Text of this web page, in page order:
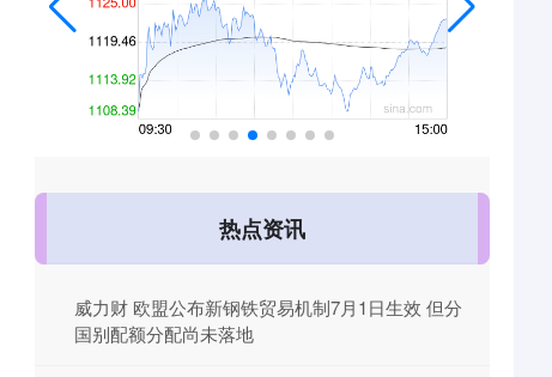
热点资讯
威力财 欧盟公布新钢铁贸易机制7月1日生效 但分
国别配额分配尚未落地